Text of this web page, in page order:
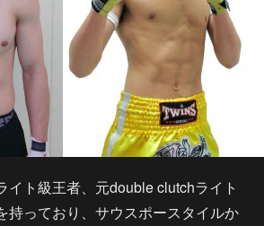
イト級王者、元double clutchライト
持っており、サウスポースタイルか